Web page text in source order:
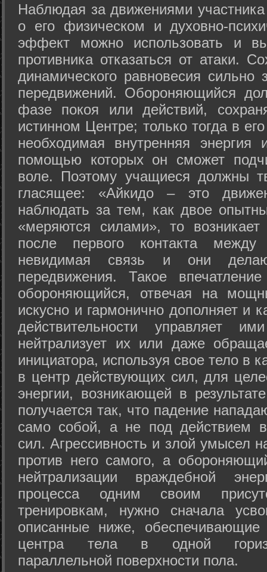
Hаблюдая за движениями
о его физическом и духовно-
эффект можно использовать и
противника отказаться от атаки.
динамического равновесия сильно
передвижений. Обороняющийся
фазе покоя или действий,
истинном Центре; только тогда в
необходимая внутренняя
помощью которых он сможет
воле. Поэтому учащиеся должны
гласящее: «Айкидо – это
наблюдать за тем, как двое
«меряются силами», то возникает
после первого контакта
невидимая связь и они
передвижения. Такое
обороняющийся, отвечая на
искусно и гармонично дополняет и
действительности управляет
нейтрализует их или даже
инициатора, используя свое тело в
в центр действующих сил, для
энергии, возникающей в
получается так, что падение
само собой, а не под действием
сил. Агрессивность и злой умысел
против него самого, а
нейтрализации враждебной
процесса одним своим
тренировкам, нужно сначала
описанные ниже, обеспечивающие
центра тела в одной
параллельной поверхности пола.